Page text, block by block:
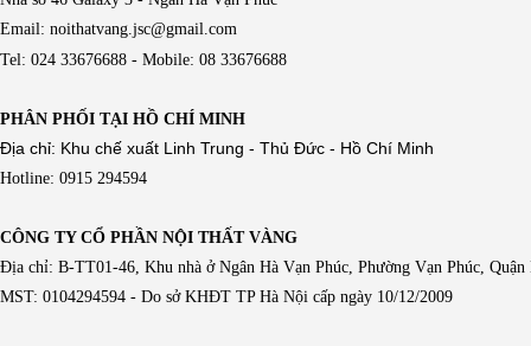
Email: noithatvang.jsc@gmail.com
Tel: 024 33676688 - Mobile: 08 33676688
PHÂN PHỐI TẠI HỒ CHÍ MINH
Địa chỉ: Khu chế xuất Linh Trung - Thủ Đức - Hồ Chí Minh
Hotline: 0915 294594
CÔNG TY CỔ PHẦN NỘI THẤT VÀNG
Địa chỉ: B-TT01-46, Khu nhà ở Ngân Hà Vạn Phúc, Phường Vạn Phúc,
MST: 0104294594 - Do sở KHĐT TP Hà Nội cấp ngày 10/12/2009